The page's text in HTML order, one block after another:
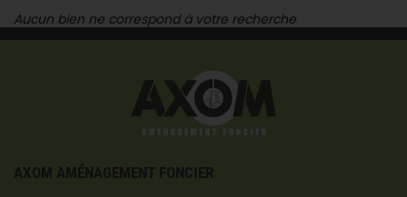
Aucun bien ne correspond à votre recherche
AXOM AMÉNAGEMENT FONCIER